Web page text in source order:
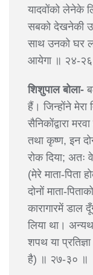
यादवोंको लेनेके
सबको देखनेकी
साथ उनको घर
आयेगा ॥ २४-
शिशुपाल बोला-
हैं। जिन्होंने
सैनिकोंद्वारा
तथा कृष्ण, इन
रोक दिया; अतः
(मेरे माता-पिता
दोनों माता-
कारागारमें
लिया था।
शपथ या
है) ॥ २७-३० ॥